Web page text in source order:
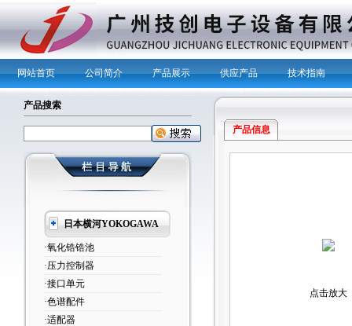
网站首页 公司简介 产品展示 供应产品 技术指南
产品搜索
日本横河YOKOGAWA
·氧化锆锆池
·压力控制器
·接口单元
·色谱配件
·适配器
产品信息
点击放大